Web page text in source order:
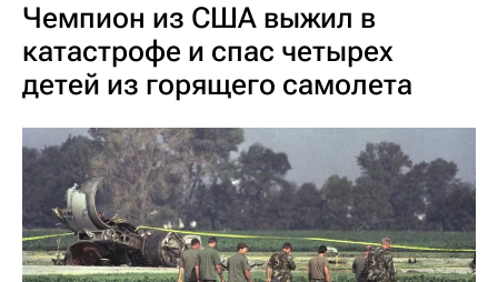
Чемпион из США выжил в
катастрофе и спас четырех
детей из горящего самолета